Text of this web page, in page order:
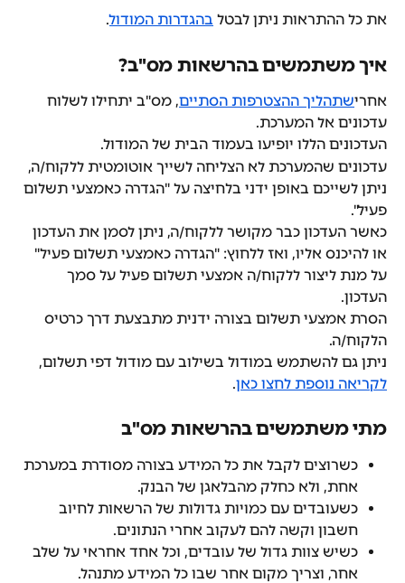
את כל ההתראות ניתן לבטל בהגדרות המודול.
איך משתמשים בהרשאות מס"ב?
אחרישתהליך ההצטרפות הסתיים, מס"ב יתחילו לשלוח
עדכונים אל המערכת.
העדכונים הללו יופיעו בעמוד הבית של המודול.
עדכונים שהמערכת לא הצליחה לשייך אוטומטית ללקוח/ה,
ניתן לשייכם באופן ידני בלחיצה על "הגדרה כאמצעי תשלום
פעיל".
כאשר העדכון כבר מקושר ללקוח/ה, ניתן לסמן את העדכון
או להיכנס אליו, ואז ללחוץ: "הגדרה כאמצעי תשלום פעיל"
על מנת ליצור ללקוח/ה אמצעי תשלום פעיל על סמך
העדכון.
הסרת אמצעי תשלום בצורה ידנית מתבצעת דרך כרטיס
הלקוח/ה.
ניתן גם להשתמש במודול בשילוב עם מודול דפי תשלום,
לקריאה נוספת לחצו כאן.
מתי משתמשים בהרשאות מס"ב
כשרוצים לקבל את כל המידע בצורה מסודרת במערכת
אחת, ולא כחלק מהבלאגן של הבנק.
כשעובדים עם כמויות גדולות של הרשאות לחיוב
חשבון וקשה להם לעקוב אחרי הנתונים.
כשיש צוות גדול של עובדים, וכל אחד אחראי על שלב
אחר, וצריך מקום אחר שבו כל המידע מתנהל.